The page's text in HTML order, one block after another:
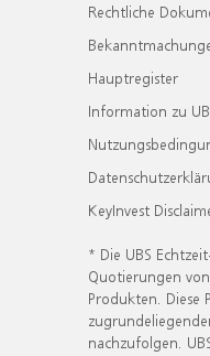
Rechtliche
Hauptregister
Information zu
KeyInvest
* Die UBS
Quotierungen
Produkten. Diese
nachzufolgen.